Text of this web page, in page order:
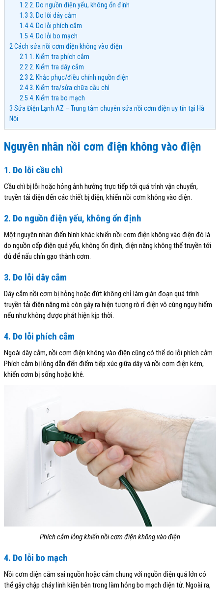
1.2 2. Do nguồn điện yếu, không ổn định
1.3 3. Do lỗi dây cắm
1.44. Do lỗi phích cắm
1.54. Do lỗi bo mạch
2 Cách sửa nồi cơm điện không vào điện
2.1 1. Kiểm tra phích cắm
2.2 2. Kiểm tra dây cắm
2.3 2. Khắc phục/điều chỉnh nguồn điện
2.43. Kiểm tra/sửa chữa cầu chì
2.54. Kiểm tra bo mạch
3 Sửa Điện Lạnh AZ – Trung tâm chuyên sửa nồi cơm điện uy tín tại Hà
Nội
Nguyên nhân nồi cơm điện không vào điện
1. Do lỗi cầu chì
Cầu chì bị lỗi hoặc hỏng ảnh hưởng trực tiếp tới quá trình vận chuyển,
truyền tải điện đến các thiết bị điện, khiến nồi cơm không vào điện.
2. Do nguồn điện yếu, không ổn định
Một nguyên nhân điển hình khác khiến nồi cơm điện không vào điện đó là
do nguồn cấp điện quá yếu, không ổn định, điện năng không thể truyền tới
đủ để nấu chín gạo thành cơm.
3. Do lỗi dây cắm
Dây cắm nồi cơm bị hỏng hoặc đứt không chỉ làm gián đoạn quá trình
truyền tải điện năng mà còn gây ra hiện tượng rò rỉ điện vô cùng nguy hiểm
nếu như không được phát hiện kịp thời.
4. Do lỗi phích cắm
Ngoài dây cắm, nồi cơm điện không vào điện cũng có thể do lỗi phích cắm.
Phích cắm bị lỏng dẫn đến điểm tiếp xúc giữa dây và nồi cơm điện kém,
khiến cơm bị sống hoặc khê.
Phích cắm lỏng khiến nồi cơm điện không vào điện
4. Do lỗi bo mạch
Nồi cơm điện cắm sai nguồn hoặc cắm chung với nguồn điện quá lớn có
thể gây chập cháy linh kiện bên trong làm hỏng bo mạch điện tử. Ngoài ra,